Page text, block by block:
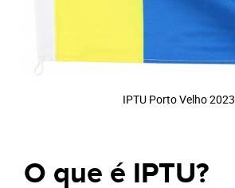
IPTU Porto Velho 2023
O que é IPTU?